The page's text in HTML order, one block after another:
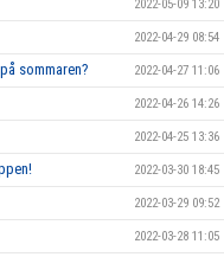
2022-05-09 13:20
2022-04-29 08:54
sommaren? 2022-04-27 11:06
2022-04-26 14:26
2022-04-25 13:36
2022-03-30 18:45
2022-03-29 09:52
2022-03-28 11:05